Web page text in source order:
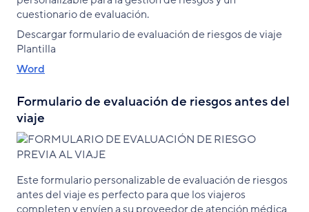
cuestionario de evaluación.
Descargar formulario de evaluación de riesgos de viaje
Plantilla
Word
Formulario de evaluación de riesgos antes del
viaje
Este formulario personalizable de evaluación de riesgos
antes del viaje es perfecto para que los viajeros